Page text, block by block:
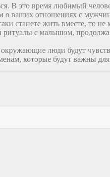
В это время любимый
о ваших отношениях с
станете жить вместе, то не
с малышом,
люди будут
которые будут важны для